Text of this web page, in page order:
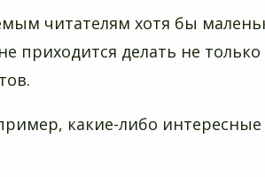
читателям хотя бы
приходится делать не
какие-либо